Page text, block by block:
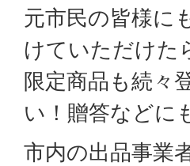
元市民の皆様に
けていただけた
限定商品も続々
い！贈答などに
市内の出品事業